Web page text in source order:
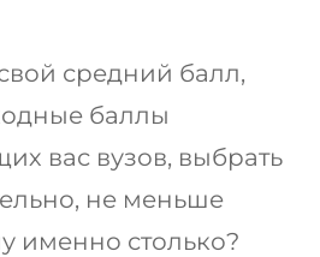
средний балл,
баллы
вас вузов, выбрать
не меньше
именно столько?